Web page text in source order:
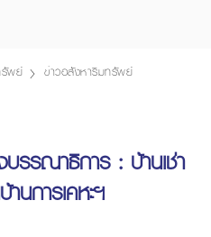
รัพย์
ข่าวอสังหาริมทรัพย์
รรณาธิการ : บ้านเช่า
นการเคหะฯ